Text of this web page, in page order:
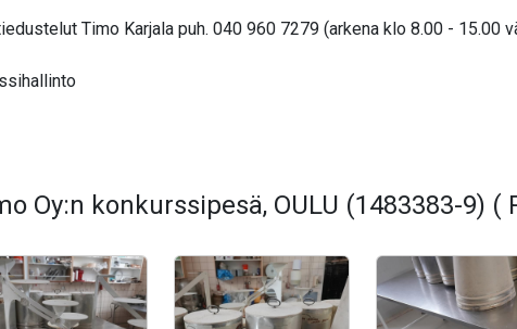
Timo Karjala puh. 040 960 7279 (arkena klo 8.00 - 15.00
Oy:n konkurssipesä, OULU (1483383-9)